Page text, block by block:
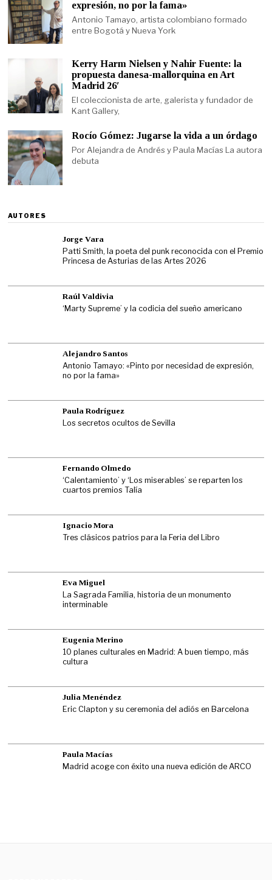
expresión, no por la fama»
Antonio Tamayo, artista colombiano formado
entre Bogotá y Nueva York
Kerry Harm Nielsen y Nahir Fuente: la
propuesta danesa-mallorquina en Art
Madrid 26′
El coleccionista de arte, galerista y fundador de
Kant Gallery,
Rocío Gómez: Jugarse la vida a un órdago
Por Alejandra de Andrés y Paula Macías La autora
debuta
AUTORES
Jorge Vara
Patti Smith, la poeta del punk reconocida con el Premio
Princesa de Asturias de las Artes 2026
Raúl Valdivia
‘Marty Supreme’ y la codicia del sueño americano
Alejandro Santos
Antonio Tamayo: «Pinto por necesidad de expresión,
no por la fama»
Paula Rodríguez
Los secretos ocultos de Sevilla
Fernando Olmedo
‘Calentamiento’ y ‘Los miserables’ se reparten los
cuartos premios Talía
Ignacio Mora
Tres clásicos patrios para la Feria del Libro
Eva Miguel
La Sagrada Familia, historia de un monumento
interminable
Eugenia Merino
10 planes culturales en Madrid: A buen tiempo, más
cultura
Julia Menéndez
Eric Clapton y su ceremonia del adiós en Barcelona
Paula Macías
Madrid acoge con éxito una nueva edición de ARCO